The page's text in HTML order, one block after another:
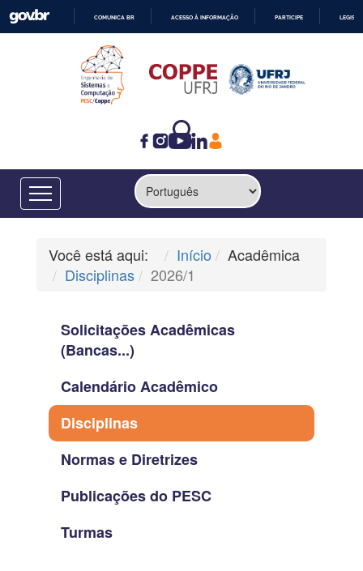
CONTEÚDO
COMUNICA BR ACESSO À INFORMAÇÃO PARTICIPE
Você está aqui: Início
Acadêmica
Disciplinas
2026/1
Solicitações Acadêmicas
(Bancas...)
Calendário Acadêmico
Disciplinas
Normas e Diretrizes
Publicações do PESC
Turmas